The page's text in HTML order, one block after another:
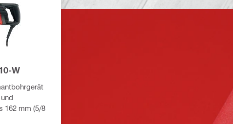
W
162 mm (5/8